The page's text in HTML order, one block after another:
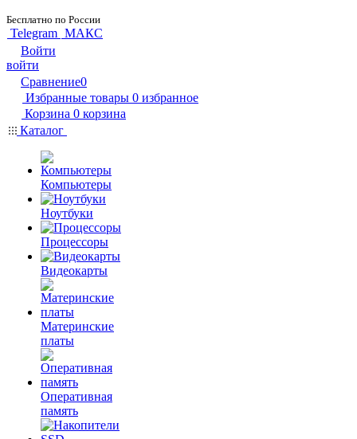
Бесплатно по России
Telegram МАКС
Войти
войти
Сравнение0
Избранные товары 0 избранное
Корзина 0 корзина
Каталог
Компьютеры
Ноутбуки
Процессоры
Видеокарты
Материнские
платы
Оперативная
память